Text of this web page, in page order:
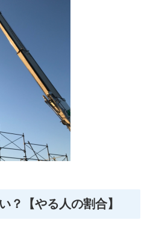
？【やる人の割合】